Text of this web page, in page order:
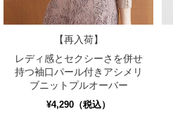
【再入荷】
レディ感とセクシーさを併せ
持つ袖口パール付きアシメリ
ブニットプルオーバー
¥4,290（税込）